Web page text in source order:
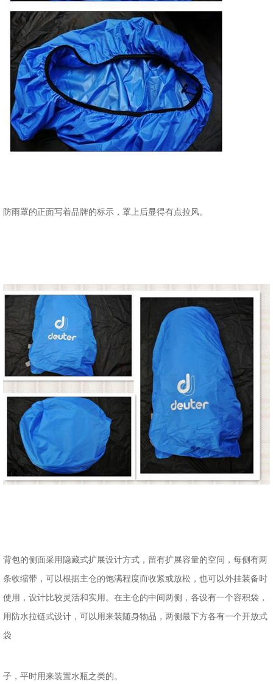
防雨罩的正面写着品牌的标示，罩上后显得有点拉风。
背包的侧面采用隐藏式扩展设计方式，留有扩展容量的空间，每侧有两
条收缩带，可以根据主仓的饱满程度而收紧或放松，也可以外挂装备时
使用，设计比较灵活和实用。在主仓的中间两侧，各设有一个容积袋，
用防水拉链式设计，可以用来装随身物品，两侧最下方各有一个开放式
袋
子，平时用来装置水瓶之类的。